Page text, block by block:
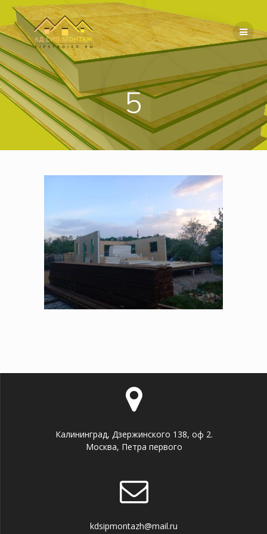
Перейти
содержимому
5
Калининград, Дзержинского 138, оф 2.
Москва, Петра первого
kdsipmontazh@mail.ru